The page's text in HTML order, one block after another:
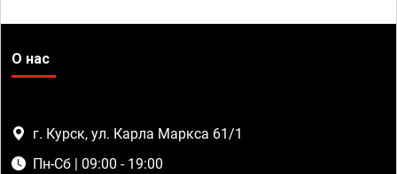
О нас
г. Курск, ул. Карла Маркса 61/1
Пн-Сб | 09:00 - 19:00